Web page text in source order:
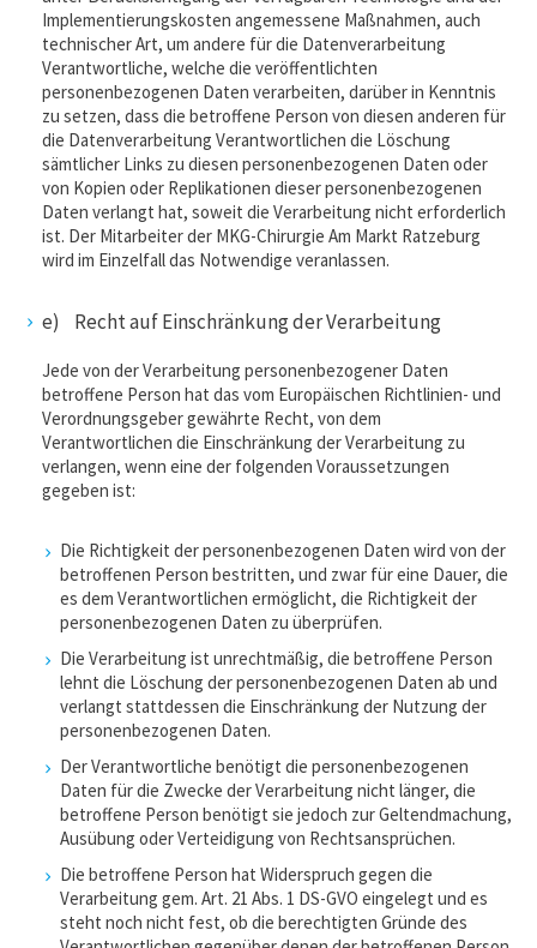
Implementierungskosten angemessene Maßnahmen, auch
technischer Art, um andere für die Datenverarbeitung
Verantwortliche, welche die veröffentlichten
personenbezogenen Daten verarbeiten, darüber in Kenntnis
zu setzen, dass die betroffene Person von diesen anderen für
die Datenverarbeitung Verantwortlichen die Löschung
sämtlicher Links zu diesen personenbezogenen Daten oder
von Kopien oder Replikationen dieser personenbezogenen
Daten verlangt hat, soweit die Verarbeitung nicht erforderlich
ist. Der Mitarbeiter der MKG-Chirurgie Am Markt Ratzeburg
wird im Einzelfall das Notwendige veranlassen.
e) Recht auf Einschränkung der Verarbeitung
Jede von der Verarbeitung personenbezogener Daten
betroffene Person hat das vom Europäischen Richtlinien- und
Verordnungsgeber gewährte Recht, von dem
Verantwortlichen die Einschränkung der Verarbeitung zu
verlangen, wenn eine der folgenden Voraussetzungen
gegeben ist:
Die Richtigkeit der personenbezogenen Daten wird von der
betroffenen Person bestritten, und zwar für eine Dauer, die
es dem Verantwortlichen ermöglicht, die Richtigkeit der
personenbezogenen Daten zu überprüfen.
Die Verarbeitung ist unrechtmäßig, die betroffene Person
lehnt die Löschung der personenbezogenen Daten ab und
verlangt stattdessen die Einschränkung der Nutzung der
personenbezogenen Daten.
Der Verantwortliche benötigt die personenbezogenen
Daten für die Zwecke der Verarbeitung nicht länger, die
betroffene Person benötigt sie jedoch zur Geltendmachung,
Ausübung oder Verteidigung von Rechtsansprüchen.
Die betroffene Person hat Widerspruch gegen die
Verarbeitung gem. Art. 21 Abs. 1 DS-GVO eingelegt und es
steht noch nicht fest, ob die berechtigten Gründe des